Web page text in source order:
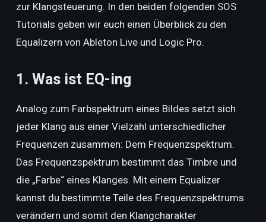
zur Klangsteuerung. In den beiden folgenden SOS
Tutorials geben wir euch einen Überblick zu den
Equalizern von Ableton Live und Logic Pro.
1. Was ist EQ-ing
Analog zum Farbspektrum eines Bildes setzt sich
jeder Klang aus einer Vielzahl unterschiedlicher
Frequenzen zusammen: Dem Frequenzspektrum.
Das Frequenzspektrum bestimmt das Timbre und
die „Farbe“ eines Klanges. Mit einem Equalizer
kannst du bestimmte Teile des Frequenzspektrums
verändern und somit den Klangcharakter